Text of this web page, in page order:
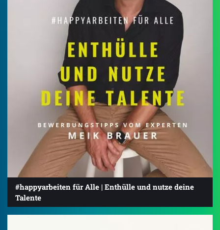
#happyarbeiten für Alle | Enthülle und nutze deine
Talente